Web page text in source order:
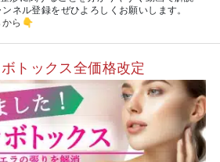
ネル登録をぜひよろしくお願いします。
ら 👇
トックス全価格改定